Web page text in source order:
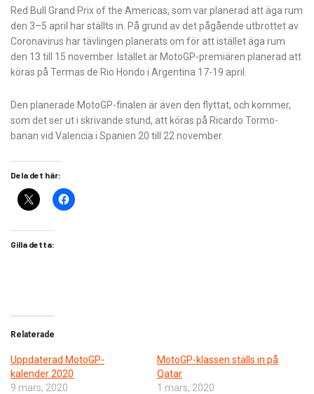
Red Bull Grand Prix of the Americas, som var planerad att äga rum
den 3–5 april har ställts in. På grund av det pågående utbrottet av
Coronavirus har tävlingen planerats om för att istället äga rum
den 13 till 15 november. Istället är MotoGP-premiären planerad att
köras på Termas de Rio Hondo i Argentina 17-19 april.
Den planerade MotoGP-finalen är även den flyttat, och kommer,
som det ser ut i skrivande stund, att köras på Ricardo Tormo-
banan vid Valencia i Spanien 20 till 22 november.
Dela det här:
Gilla detta:
Relaterade
Uppdaterad MotoGP-
kalender 2020
9 mars, 2020
MotoGP-klassen ställs in på
Qatar
1 mars, 2020